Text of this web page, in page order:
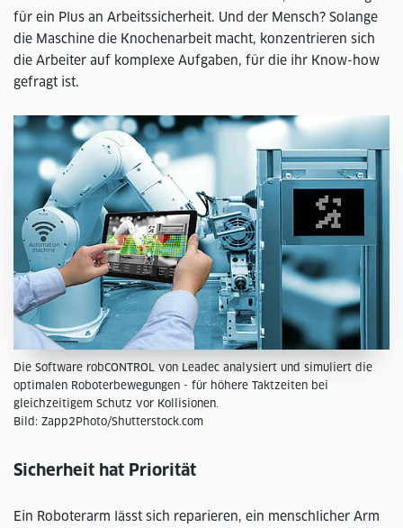
für ein Plus an Arbeitssicherheit. Und der Mensch? Solange
die Maschine die Knochenarbeit macht, konzentrieren sich
die Arbeiter auf komplexe Aufgaben, für die ihr Know-how
gefragt ist.
Die Software robCONTROL von Leadec analysiert und simuliert die
optimalen Roboterbewegungen - für höhere Taktzeiten bei
gleichzeitigem Schutz vor Kollisionen.
Bild: Zapp2Photo/Shutterstock.com
Sicherheit hat Priorität
Ein Roboterarm lässt sich reparieren, ein menschlicher Arm